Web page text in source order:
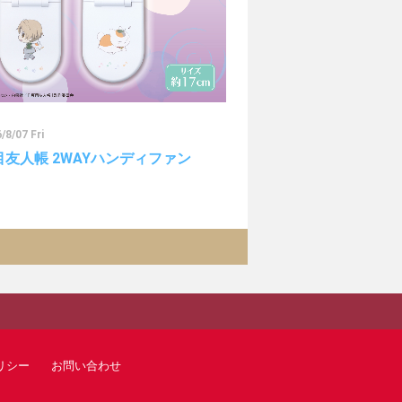
8/07 Fri
友人帳 2WAYハンディファン
シー お問い合わせ